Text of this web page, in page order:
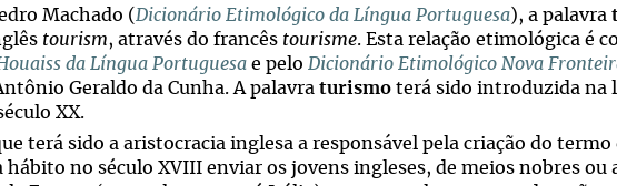
Machado ( Dicionário Etimológico da Língua Portuguesa), a palavra
tourism, através do francês tourisme. Esta relação etimológica é
da Língua Portuguesa e pelo Dicionário Etimológico Nova
Geraldo da Cunha. A palavra turismo terá sido introduzida na
XX.
terá sido a aristocracia inglesa a responsável pela criação do termo
hábito no século XVIII enviar os jovens ingleses, de meios nobres ou